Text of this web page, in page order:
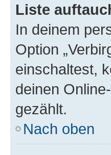
Liste
In deinem
Option
einschaltest,
deinen
gezählt.
Nach oben